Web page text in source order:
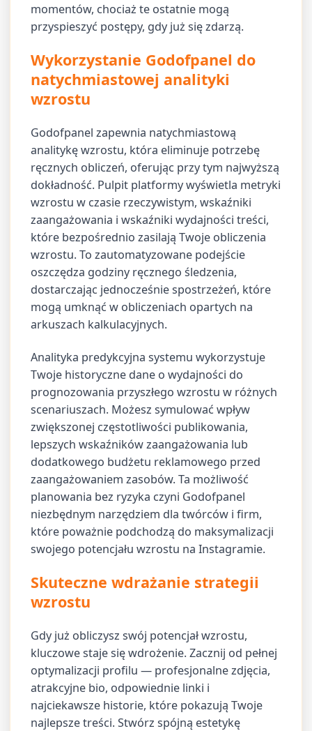
momentów, chociaż te ostatnie mogą
przyspieszyć postępy, gdy już się zdarzą.
Wykorzystanie Godofpanel do
natychmiastowej analityki
wzrostu
Godofpanel zapewnia natychmiastową
analitykę wzrostu, która eliminuje potrzebę
ręcznych obliczeń, oferując przy tym najwyższą
dokładność. Pulpit platformy wyświetla metryki
wzrostu w czasie rzeczywistym, wskaźniki
zaangażowania i wskaźniki wydajności treści,
które bezpośrednio zasilają Twoje obliczenia
wzrostu. To zautomatyzowane podejście
oszczędza godziny ręcznego śledzenia,
dostarczając jednocześnie spostrzeżeń, które
mogą umknąć w obliczeniach opartych na
arkuszach kalkulacyjnych.
Analityka predykcyjna systemu wykorzystuje
Twoje historyczne dane o wydajności do
prognozowania przyszłego wzrostu w różnych
scenariuszach. Możesz symulować wpływ
zwiększonej częstotliwości publikowania,
lepszych wskaźników zaangażowania lub
dodatkowego budżetu reklamowego przed
zaangażowaniem zasobów. Ta możliwość
planowania bez ryzyka czyni Godofpanel
niezbędnym narzędziem dla twórców i firm,
które poważnie podchodzą do maksymalizacji
swojego potencjału wzrostu na Instagramie.
Skuteczne wdrażanie strategii
wzrostu
Gdy już obliczysz swój potencjał wzrostu,
kluczowe staje się wdrożenie. Zacznij od pełnej
optymalizacji profilu — profesjonalne zdjęcia,
atrakcyjne bio, odpowiednie linki i
najciekawsze historie, które pokazują Twoje
najlepsze treści. Stwórz spójną estetykę